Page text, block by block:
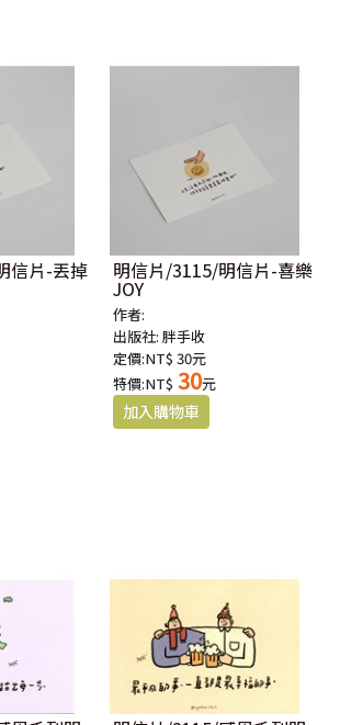
信片-丟掉 明信片/3115/明信片-喜樂
JOY
作者:
出版社:胖手收
定價:NT$ 30元
特價:NT$ 30元